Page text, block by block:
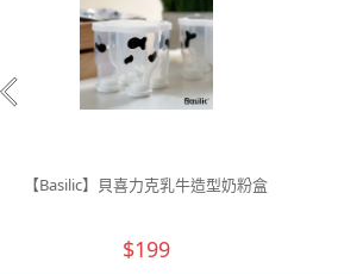
【Basilic】貝喜力克乳牛造型奶粉盒
$199